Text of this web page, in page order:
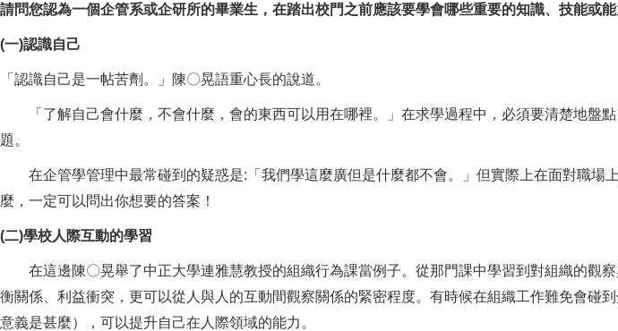
請問您認為一個企管系或企研所的畢業生，在踏出校門之前應該要學會哪些重要的知識、技能或能
(一)認識自己
「認識自己是一帖苦劑。」陳〇晃語重心長的說道。
「了解自己會什麼，不會什麼，會的東西可以用在哪裡。」在求學過程中，必須要清楚地盤
題。
在企管學管理中最常碰到的疑惑是:「我們學這麼廣但是什麼都不會。」但實際上在面對職場
麼，一定可以問出你想要的答案！
(二)學校人際互動的學習
在這邊陳〇晃舉了中正大學連雅慧教授的組織行為課當例子。從那門課中學習到對組織的觀
衡關係、利益衝突，更可以從人與人的互動間觀察關係的緊密程度。有時候在組織工作難免會
意義是甚麼），可以提升自己在人際領域的能力。